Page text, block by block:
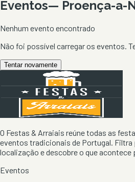
Eventos— Proença-a-
Nenhum evento encontrado
Não foi possível carregar os eventos.
Tentar novamente
O Festas & Arraiais reúne todas as
eventos tradicionais de Portugal.
localização e descobre o que acontece
Eventos